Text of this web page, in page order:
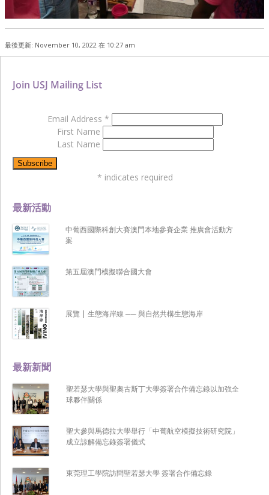
最後更新: November 10, 2022 在 10:27 am
最新新聞
聖若瑟大學與聖奧古斯丁大學簽署合作備忘錄以加強全
球夥伴關係
聖大參與馬德拉大學舉行「中葡航空模擬技術研究院」
成立諒解備忘錄簽署儀式
東莞理工學院訪問聖若瑟大學 簽署合作備忘錄
最新活動
中葡西國際科創大賽澳門本地參賽企業 推廣會活動方
案
第五屆澳門模擬聯合國大會
展覽 | 生態海岸線 ── 與自然共構生態海岸
Join USJ Mailing List
Email Address *
First Name
Last Name
* indicates required